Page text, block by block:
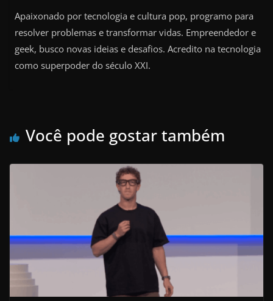
Apaixonado por tecnologia e cultura pop, programo para
resolver problemas e transformar vidas. Empreendedor e
geek, busco novas ideias e desafios. Acredito na tecnologia
como superpoder do século XXI.
Você pode gostar também